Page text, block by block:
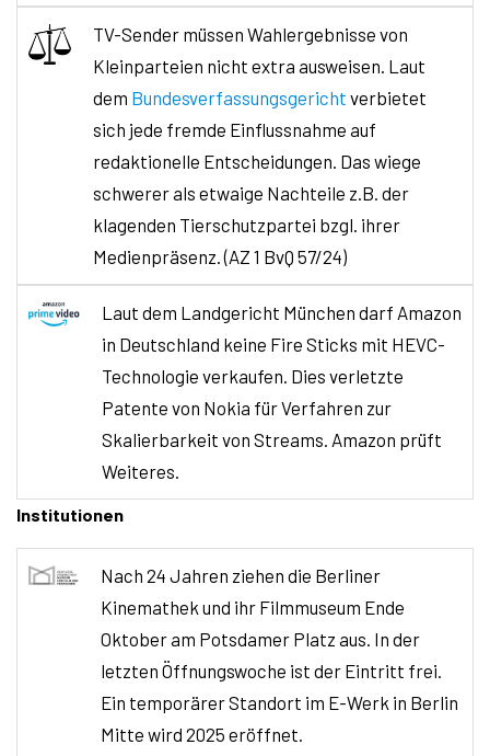
TV-Sender müssen Wahlergebnisse von
Kleinparteien nicht extra ausweisen. Laut
dem Bundesverfassungsgericht verbietet
sich jede fremde Einflussnahme auf
redaktionelle Entscheidungen. Das wiege
schwerer als etwaige Nachteile z.B. der
klagenden Tierschutzpartei bzgl. ihrer
Medienpräsenz. (AZ 1 BvQ 57/24)
Laut dem Landgericht München darf Amazon
in Deutschland keine Fire Sticks mit HEVC-
Technologie verkaufen. Dies verletzte
Patente von Nokia für Verfahren zur
Skalierbarkeit von Streams. Amazon prüft
Weiteres.
Institutionen
Nach 24 Jahren ziehen die Berliner
Kinemathek und ihr Filmmuseum Ende
Oktober am Potsdamer Platz aus. In der
letzten Öffnungswoche ist der Eintritt frei.
Ein temporärer Standort im E-Werk in Berlin
Mitte wird 2025 eröffnet.